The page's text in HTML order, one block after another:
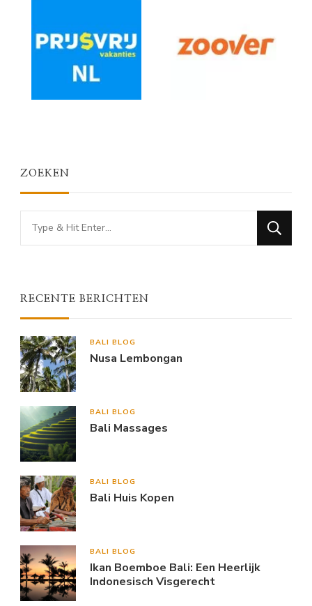
ZOEKEN
Looking
for
RECENTE BERICHTEN
BALI BLOG
Nusa Lembongan
BALI BLOG
Bali Massages
BALI BLOG
Bali Huis Kopen
BALI BLOG
Ikan Boemboe Bali: Een Heerlijk
Indonesisch Visgerecht